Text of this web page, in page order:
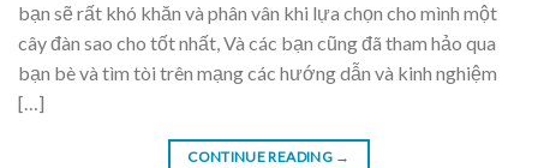
bạn sẽ rất khó khăn và phân vân khi lựa chọn cho mình một
cây đàn sao cho tốt nhất, Và các bạn cũng đã tham hảo qua
bạn bè và tìm tòi trên mạng các hướng dẫn và kinh nghiệm
[…]
CONTINUE READING →